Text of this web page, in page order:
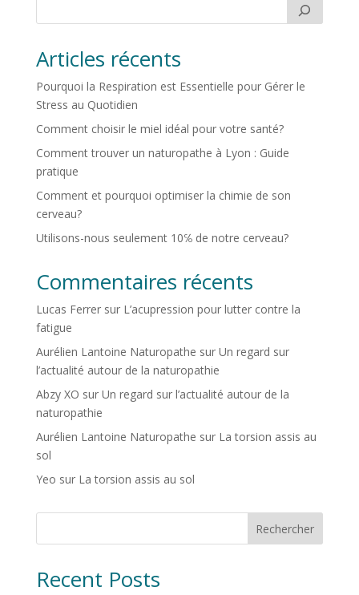
Articles récents
Pourquoi la Respiration est Essentielle pour Gérer le
Stress au Quotidien
Comment choisir le miel idéal pour votre santé?
Comment trouver un naturopathe à Lyon : Guide
pratique
Comment et pourquoi optimiser la chimie de son
cerveau?
Utilisons-nous seulement 10℅ de notre cerveau?
Commentaires récents
Lucas Ferrersur L’acupression pour lutter contre la
fatigue
Aurélien Lantoine Naturopathe sur Un regard sur
l’actualité autour de la naturopathie
Abzy XO sur Un regard sur l’actualité autour de la
naturopathie
Aurélien Lantoine Naturopathe sur La torsion assis au
sol
Yeo sur La torsion assis au sol
Rechercher
Recent Posts